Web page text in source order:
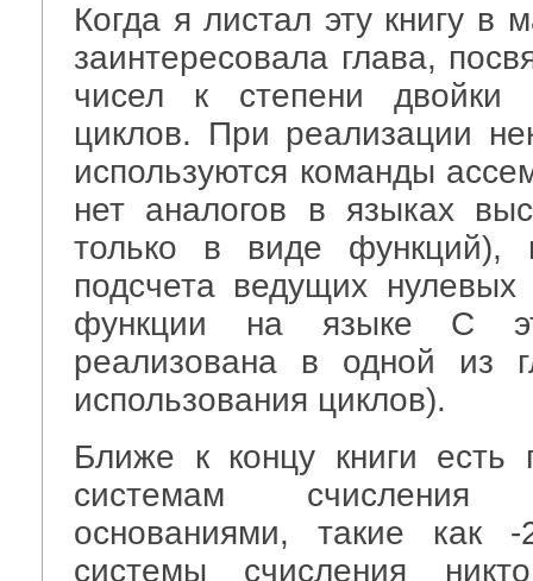
Когда я листал эту книгу в
заинтересовала глава,
чисел к степени двойки
циклов. При реализации
используются команды
нет аналогов в языках
только в виде функций),
подсчета ведущих
функции на языке C
реализована в одной из
использования циклов).
Ближе к концу книги есть
системам
основаниями, такие как
системы счисления